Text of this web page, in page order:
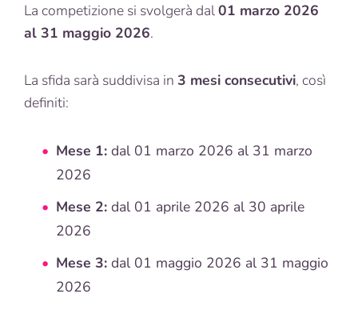
La competizione si svolgerà dal01 marzo 2026
al 31 maggio 2026.
La sfida sarà suddivisa in 3 mesi consecutivi, così
definiti:
Mese 1: dal 01 marzo 2026 al 31 marzo
2026
Mese 2: dal 01 aprile 2026 al 30 aprile
2026
Mese 3: dal 01 maggio 2026 al 31 maggio
2026